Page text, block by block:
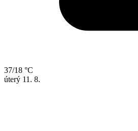
37/18 °C
úterý 11. 8.